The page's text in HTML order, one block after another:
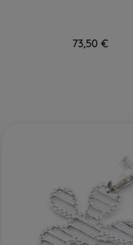
73,50 €